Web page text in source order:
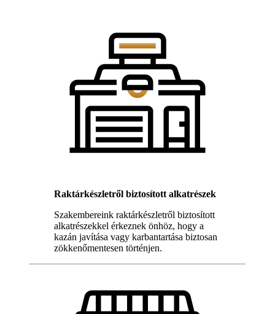
Raktárkészletről biztosított alkatrészek
Szakembereink raktárkészletről biztosított
alkatrészekkel érkeznek önhöz, hogy a
kazán javítása vagy karbantartása biztosan
zökkenőmentesen történjen.